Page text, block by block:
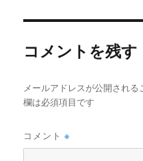
コメントを残す
メールアドレスが公開される
欄は必須項目です
コメント※